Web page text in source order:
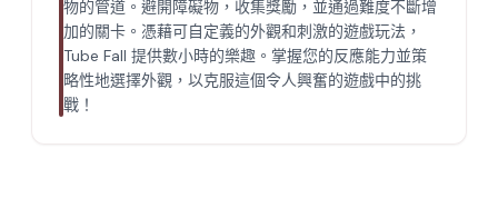
物的管道。避開障礙物，收集獎勵，並通過難度不斷增
加的關卡。憑藉可自定義的外觀和刺激的遊戲玩法，
Tube Fall 提供數小時的樂趣。掌握您的反應能力並策
略性地選擇外觀，以克服這個令人興奮的遊戲中的挑
戰！